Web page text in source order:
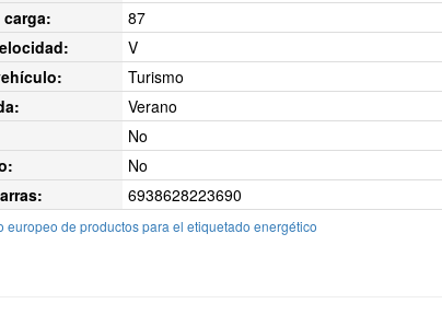
87
V
Turismo
Verano
No
No
6938628223690
europeo de productos para el etiquetado energético